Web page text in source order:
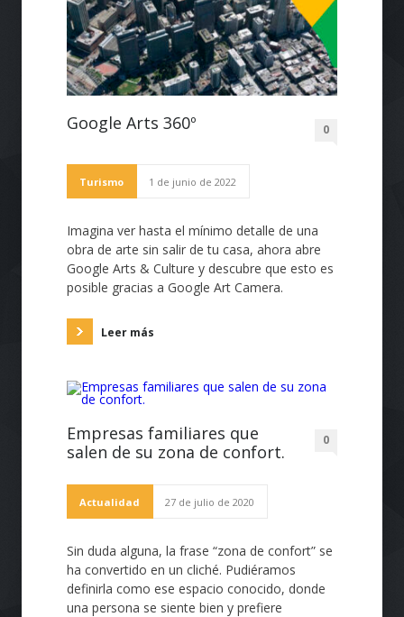
Google Arts 360º 0
Turismo 1 de junio de 2022
Imagina ver hasta el mínimo detalle de una
obra de arte sin salir de tu casa, ahora abre
Google Arts & Culture y descubre que esto es
posible gracias a Google Art Camera.
Leer más
Empresas familiares que
salen de su zona de confort.
0
Actualidad 27 de julio de 2020
Sin duda alguna, la frase “zona de confort” se
ha convertido en un cliché. Pudiéramos
definirla como ese espacio conocido, donde
una persona se siente bien y prefiere